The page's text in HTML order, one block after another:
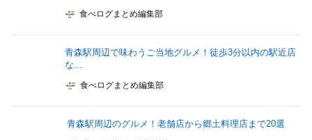
食べログまとめ編集部
青森駅周辺で味わうご当地グルメ！徒歩3分以内の駅近店
な...
食べログまとめ編集部
青森駅周辺のグルメ！老舗店から郷土料理店まで20選